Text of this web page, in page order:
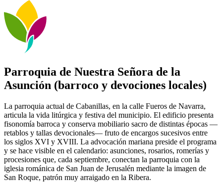
Parroquia de Nuestra Señora de la
Asunción (barroco y devociones locales)
La parroquia actual de Cabanillas, en la calle Fueros de Navarra,
articula la vida litúrgica y festiva del municipio. El edificio presenta
fisonomía barroca y conserva mobiliario sacro de distintas épocas —
retablos y tallas devocionales— fruto de encargos sucesivos entre
los siglos XVI y XVIII. La advocación mariana preside el programa
y se hace visible en el calendario: asunciones, rosarios, romerías y
procesiones que, cada septiembre, conectan la parroquia con la
iglesia románica de San Juan de Jerusalén mediante la imagen de
San Roque, patrón muy arraigado en la Ribera.